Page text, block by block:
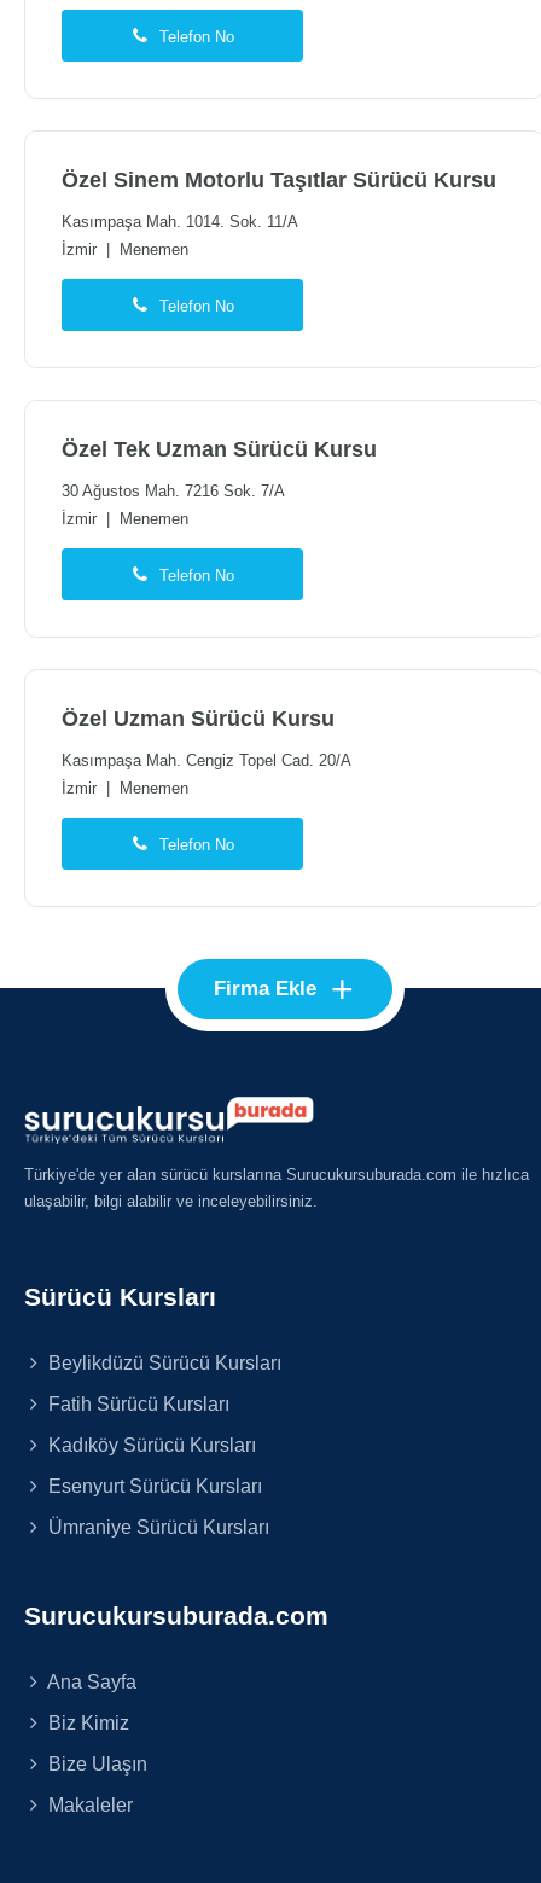
Telefon No
Özel Sinem Motorlu Taşıtlar Sürücü Kursu
Kasımpaşa Mah. 1014. Sok. 11/A
İzmir
Menemen
Telefon No
Özel Tek Uzman Sürücü Kursu
30 Ağustos Mah. 7216 Sok. 7/A
İzmir
Menemen
Telefon No
Özel Uzman Sürücü Kursu
Kasımpaşa Mah. Cengiz Topel Cad. 20/A
İzmir
Menemen
Telefon No
Firma Ekle +
Türkiye'de yer alan sürücü kurslarına Surucukursuburada.com ile hızlıca
ulaşabilir, bilgi alabilir ve inceleyebilirsiniz.
Sürücü Kursları
Beylikdüzü Sürücü Kursları
Fatih Sürücü Kursları
Kadıköy Sürücü Kursları
Esenyurt Sürücü Kursları
Ümraniye Sürücü Kursları
Surucukursuburada.com
Ana Sayfa
Biz Kimiz
Bize Ulaşın
Makaleler